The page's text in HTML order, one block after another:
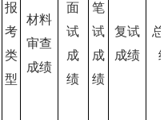
报
考
类
型
材料
审查
成绩
面
试
成
绩
笔
试
成
绩
复试
成绩